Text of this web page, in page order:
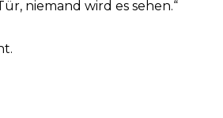
niemand wird es sehen.“